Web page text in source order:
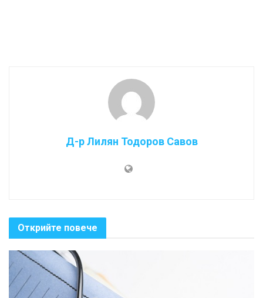
Д-р Лилян Тодоров Савов
Открийте повече